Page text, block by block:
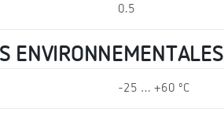
0.5
ENVIRONNEMENTALES
-25 … +60 ºC